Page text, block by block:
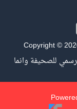
Copyright ©
للصحيفة وانما